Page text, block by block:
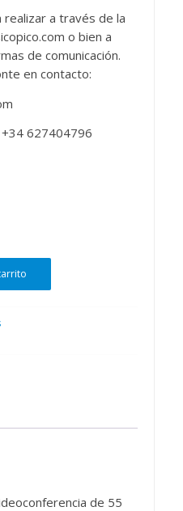
a través de la
o bien a
de comunicación.
en contacto:
+34 627404796
de 55